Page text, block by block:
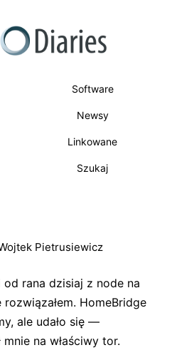
Software
Newsy
Linkowane
Szukaj
Pietrusiewicz
od rana dzisiaj z node na
HomeBridge
ale udało się —
mnie na właściwy tor.